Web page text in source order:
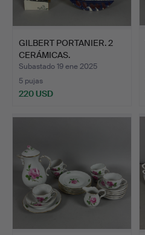
GILBERT PORTANIER. 2
CERÁMICAS.
Subastado 19 ene 2025
5 pujas
220 USD